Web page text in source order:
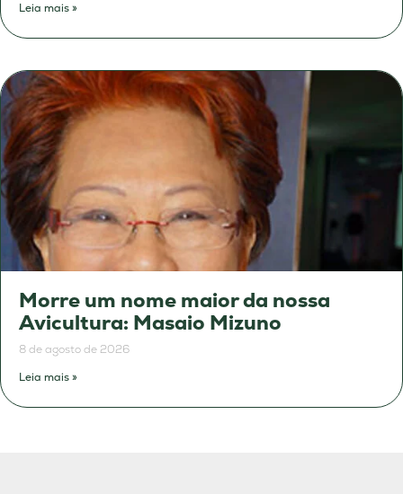
Leia mais »
Morre um nome maior da nossa
Avicultura: Masaio Mizuno
8 de agosto de 2026
Leia mais »